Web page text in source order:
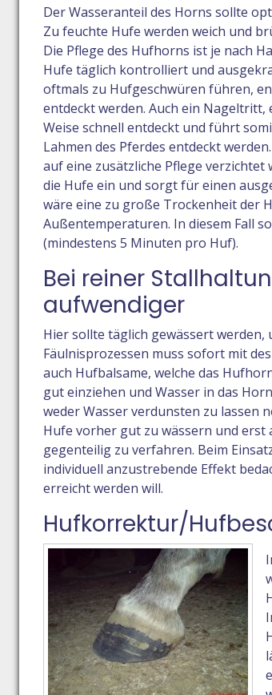
Der Wasseranteil des Horns sollte
Zu feuchte Hufe werden weich und
Die Pflege des Hufhorns ist je nach
Hufe täglich kontrolliert und
oftmals zu Hufgeschwüren führen,
entdeckt werden. Auch ein
Weise schnell entdeckt und führt
Lahmen des Pferdes entdeckt
auf eine zusätzliche Pflege verzichtet
die Hufe ein und sorgt für einen
wäre eine zu große Trockenheit der
Außentemperaturen. In diesem Fall
(mindestens 5 Minuten pro Huf).
Bei reiner
aufwendiger
Hier sollte täglich gewässert
Fäulnisprozessen muss sofort mit
auch Hufbalsame, welche das
gut einziehen und Wasser in das
weder Wasser verdunsten zu lassen
Hufe vorher gut zu wässern und erst
gegenteilig zu verfahren. Beim
individuell anzustrebende Effekt
erreicht werden will.
Hufkorrektur/